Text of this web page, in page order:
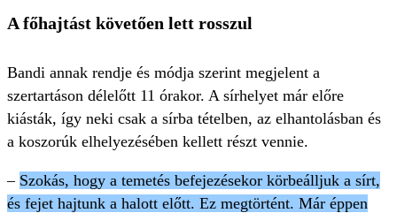
A főhajtást követően lett rosszul
Bandi annak rendje és módja szerint megjelent a
szertartáson délelőtt 11 órakor. A sírhelyet már előre
kiásták, így neki csak a sírba tételben, az elhantolásban és
a koszorúk elhelyezésében kellett részt vennie.
– Szokás, hogy a temetés befejezésekor körbeálljuk a sírt,
és fejet hajtunk a halott előtt. Ez megtörtént. Már éppen